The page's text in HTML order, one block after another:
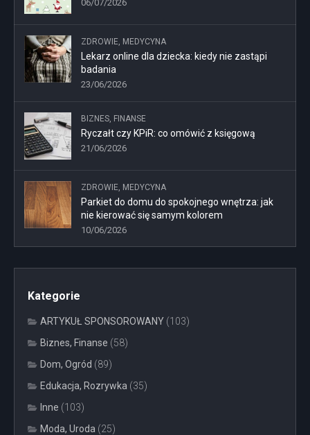
06/07/2026
ZDROWIE, MEDYCYNA
Lekarz online dla dziecka: kiedy nie zastąpi
badania
23/06/2026
BIZNES, FINANSE
Ryczałt czy KPiR: co omówić z księgową
21/06/2026
ZDROWIE, MEDYCYNA
Parkiet do domu do spokojnego wnętrza: jak
nie kierować się samym kolorem
10/06/2026
Kategorie
ARTYKUŁ SPONSOROWANY (103)
Biznes, Finanse (58)
Dom, Ogród (89)
Edukacja, Rozrywka (35)
Inne (103)
Moda, Uroda (25)